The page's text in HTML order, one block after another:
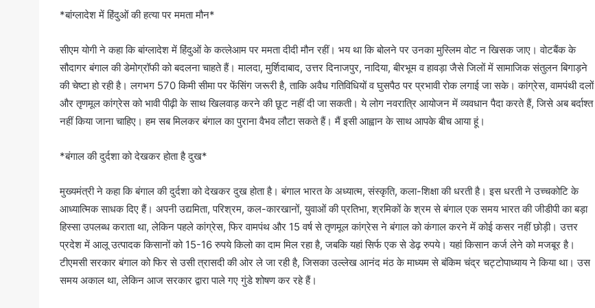
*बांग्लादेश में हिंदुओं की हत्या पर ममता मौन*
सीएम योगी ने कहा कि बांग्लादेश में हिंदुओं के कत्लेआम पर ममता दीदी मौन रहीं। भय था कि बोलने पर उनका मुस्लिम वोट न खिसक जाए। वोटबैंक के
सौदागर बंगाल की डेमोग्रॉफी को बदलना चाहते हैं। मालदा, मुर्शिदाबाद, उत्तर दिनाजपुर, नादिया, बीरभूम व हावड़ा जैसे जिलों में सामाजिक संतुलन बिगाड़ने
की चेष्टा हो रही है। लगभग 570 किमी सीमा पर फेंसिंग जरूरी है, ताकि अवैध गतिविधियों व घुसपैठ पर प्रभावी रोक लगाई जा सके। कांग्रेस, वामपंथी दलों
और तृणमूल कांग्रेस को भावी पीढ़ी के साथ खिलवाड़ करने की छूट नहीं दी जा सकती। ये लोग नवरात्रि आयोजन में व्यवधान पैदा करते हैं, जिसे अब बर्दाश्त
नहीं किया जाना चाहिए। हम सब मिलकर बंगाल का पुराना वैभव लौटा सकते हैं। मैं इसी आह्वान के साथ आपके बीच आया हूं।
*बंगाल की दुर्दशा को देखकर होता है दुख*
मुख्यमंत्री ने कहा कि बंगाल की दुर्दशा को देखकर दुख होता है। बंगाल भारत के अध्यात्म, संस्कृति, कला-शिक्षा की धरती है। इस धरती ने उच्चकोटि के
आध्यात्मिक साधक दिए हैं। अपनी उद्यमिता, परिश्रम, कल-कारखानों, युवाओं की प्रतिभा, श्रमिकों के श्रम से बंगाल एक समय भारत की जीडीपी का बड़ा
हिस्सा उपलब्ध कराता था, लेकिन पहले कांग्रेस, फिर वामपंथ और 15 वर्ष से तृणमूल कांग्रेस ने बंगाल को कंगाल करने में कोई कसर नहीं छोड़ी। उत्तर
प्रदेश में आलू उत्पादक किसानों को 15-16 रुपये किलो का दाम मिल रहा है, जबकि यहां सिर्फ एक से डेढ़ रुपये। यहां किसान कर्ज लेने को मजबूर है।
टीएमसी सरकार बंगाल को फिर से उसी त्रासदी की ओर ले जा रही है, जिसका उल्लेख आनंद मंठ के माध्यम से बंकिम चंद्र चट्टोपाध्याय ने किया था। उस
समय अकाल था, लेकिन आज सरकार द्वारा पाले गए गुंडे शोषण कर रहे हैं।